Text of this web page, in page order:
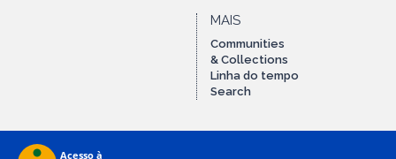
MAIS
Communities
& Collections
Linha do tempo
Search